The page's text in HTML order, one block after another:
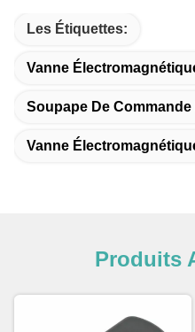
Les Étiquettes:
Vanne
Soupape De
Vanne
Produits